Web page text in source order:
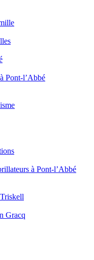
Pont-l’Abbé
à Pont-l’Abbé
Gracq